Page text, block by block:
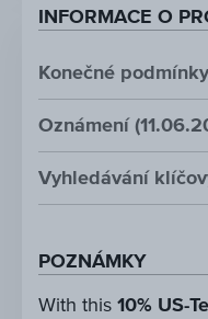
INFORMACE O
Konečné
Oznámení
Vyhledávání
POZNÁMKY
With this 10% US-